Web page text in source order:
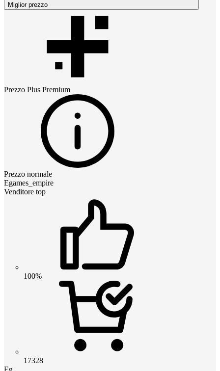
Miglior prezzo
Prezzo Plus Premium
Prezzo normale
Egames_empire
Venditore top
100%
17328
Eg